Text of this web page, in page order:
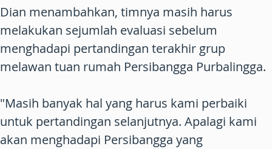
Dian menambahkan, timnya masih harus
melakukan sejumlah evaluasi sebelum
menghadapi pertandingan terakhir grup
melawan tuan rumah Persibangga Purbalingga.
"Masih banyak hal yang harus kami perbaiki
untuk pertandingan selanjutnya. Apalagi kami
akan menghadapi Persibangga yang